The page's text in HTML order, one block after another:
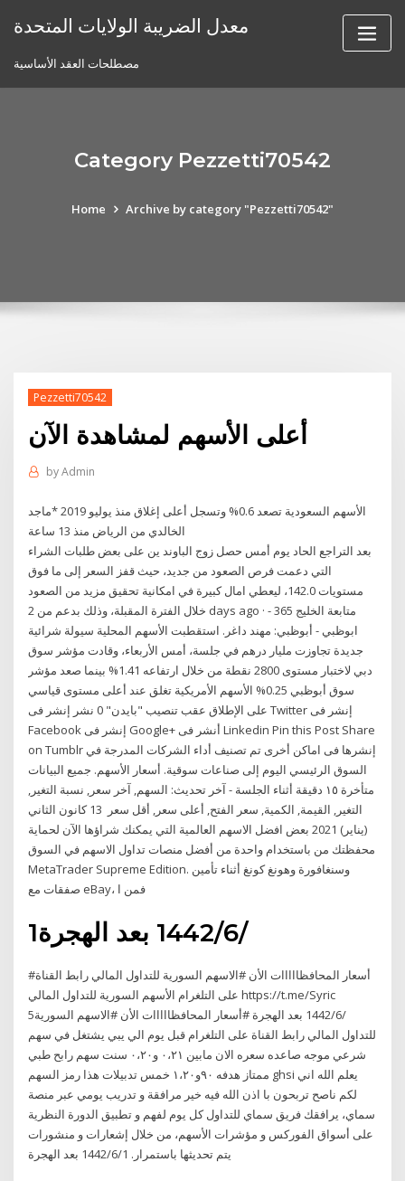
معدل الضريبة الولايات المتحدة
مصطلحات العقد الأساسية
Category Pezzetti70542
Home Archive by category "Pezzetti70542"
Pezzetti70542
أعلى الأسهم لمشاهدة الآن
byAdmin
الأسهم السعودية تصعد 0.6% وتسجل أعلى إغلاق منذ يوليو 2019 *ماجد
الخالدي من الرياض منذ 13 ساعة
بعد التراجع الحاد يوم أمس حصل زوج الباوند ين على بعض طلبات الشراء
التي دعمت فرص الصعود من جديد، حيث قفز السعر إلى ما فوق
مستويات 142.0، ليعطي امال كبيرة في امكانية تحقيق مزيد من الصعود
خلال الفترة المقبلة، وذلك بدعم من 2 days ago · متابعة الخليج 365 -
ابوظبي - أبوظبي: مهند داغر. استقطبت الأسهم المحلية سيولة شرائية
جديدة تجاوزت مليار درهم في جلسة، أمس الأربعاء، وقادت مؤشر سوق
دبي لاختبار مستوى 2800 نقطة من خلال ارتفاعه 1.41% بينما صعد مؤشر
سوق أبوظبي 0.25% الأسهم الأمريكية تغلق عند أعلى مستوى قياسي
على الإطلاق عقب تنصيب "بايدن" 0 نشر إنشر فى Twitter إنشر فى
Facebook إنشر فى Google+ أنشر فى Linkedin Pin this Post Share
on Tumblr إنشرها فى اماكن أخرى تم تصنيف أداء الشركات المدرجة في
السوق الرئيسي اليوم إلى صناعات سوقية. أسعار الأسهم. جميع البيانات
متأخرة ١٥ دقيقة أثناء الجلسة - آخر تحديث: السهم, آخر سعر, نسبة التغير,
التغير, القيمة, الكمية, سعر الفتح, أعلى سعر, أقل سعر 13 كانون الثاني
(يناير) 2021 بعض افضل الاسهم العالمية التي يمكنك شراؤها الآن لحماية
محفظتك من باستخدام واحدة من أفضل منصات تداول الاسهم في السوق
MetaTrader Supreme Edition. وسنغافورة وهونغ كونغ أثناء تأمين
صفقات مع eBay، فمن ا
1‏‏/6‏‏/1442 بعد الهجرة
#أسعار المحافظااااات الأن #الاسهم السورية للتداول المالي رابط القناة
على التلغرام الأسهم السورية للتداول المالي https://t.me/Syric
5‏‏/6‏‏/1442 بعد الهجرة #أسعار المحافظااااات الأن #الاسهم السورية
للتداول المالي رابط القناة على التلغرام قبل يوم الي يبي يشتغل في سهم
شرعي موجه صاعده سعره الان مابين ٠،٢١ و٠،٢٠ سنت سهم رابح طبي
ممتاز هدفه ٩٠و١،٢٠ خمس تدبيلات هذا رمز السهم ghsi يعلم الله اني
لكم ناصح تربحون با اذن الله فيه خير مرافقة و تدريب يومي عبر منصة
سماي، يرافقك فريق سماي للتداول كل يوم لفهم و تطبيق الدورة النظرية
على أسواق الفوركس و مؤشرات الأسهم، من خلال إشعارات و منشورات
يتم تحديثها باستمرار. 1‏‏/6‏‏/1442 بعد الهجرة